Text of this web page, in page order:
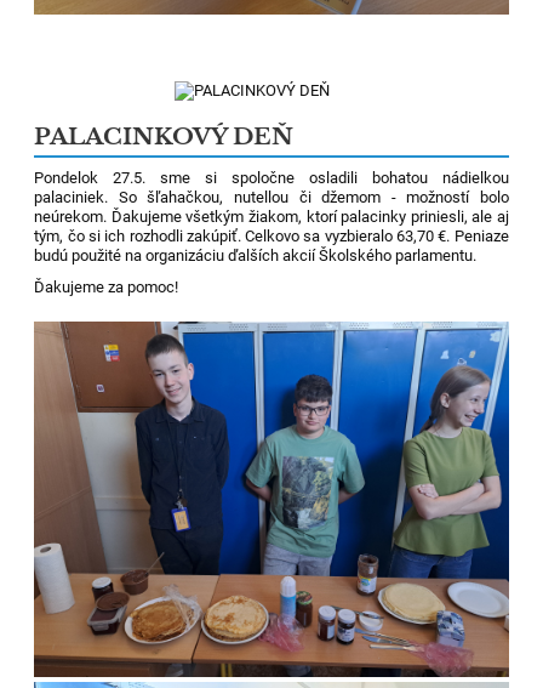
PALACINKOVÝ DEŇ
Pondelok 27.5. sme si spoločne osladili bohatou nádielkou
palaciniek. So šľahačkou, nutellou či džemom - možností bolo
neúrekom. Ďakujeme všetkým žiakom, ktorí palacinky priniesli, ale aj
tým, čo si ich rozhodli zakúpiť. Celkovo sa vyzbieralo 63,70 €. Peniaze
budú použité na organizáciu ďalších akcií Školského parlamentu.
Ďakujeme za pomoc!